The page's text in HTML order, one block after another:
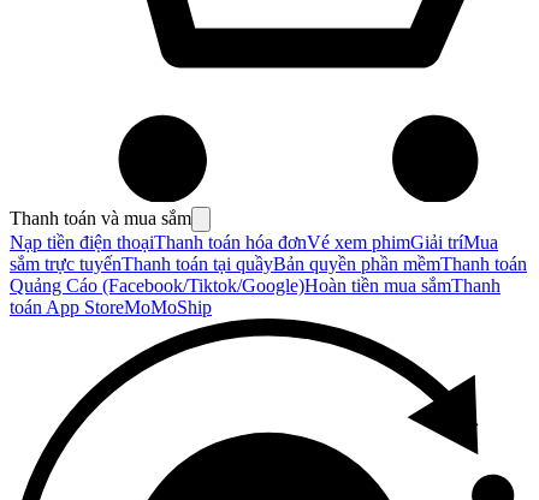
Thanh toán và mua sắm
Nạp tiền điện thoạiThanh toán hóa đơnVé xem phimGiải tríMua
sắm trực tuyếnThanh toán tại quầyBản quyền phần mềmThanh toán
Quảng Cáo (Facebook/Tiktok/Google)Hoàn tiền mua sắmThanh
toán App StoreMoMoShip